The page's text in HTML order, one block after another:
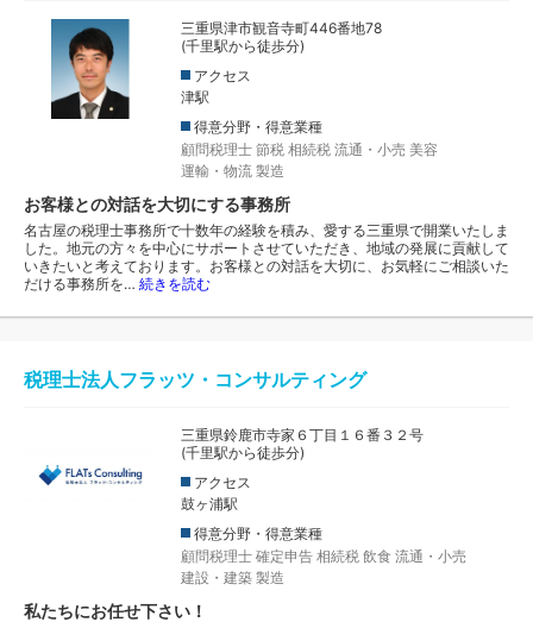
三重県津市観音寺町446番地78
(千里駅から徒歩分)
アクセス
津駅
得意分野・得意業種
顧問税理士 節税 相続税 流通・小売 美容
運輸・物流 製造
お客様との対話を大切にする事務所
名古屋の税理士事務所で十数年の経験を積み、愛する三重県で開業いたしま
した。地元の方々を中心にサポートさせていただき、地域の発展に貢献して
いきたいと考えております。お客様との対話を大切に、お気軽にご相談いた
だける事務所を… 続きを読む
税理士法人フラッツ・コンサルティング
三重県鈴鹿市寺家６丁目１６番３２号
(千里駅から徒歩分)
アクセス
鼓ヶ浦駅
得意分野・得意業種
顧問税理士 確定申告 相続税 飲食 流通・小売
建設・建築 製造
私たちにお任せ下さい！